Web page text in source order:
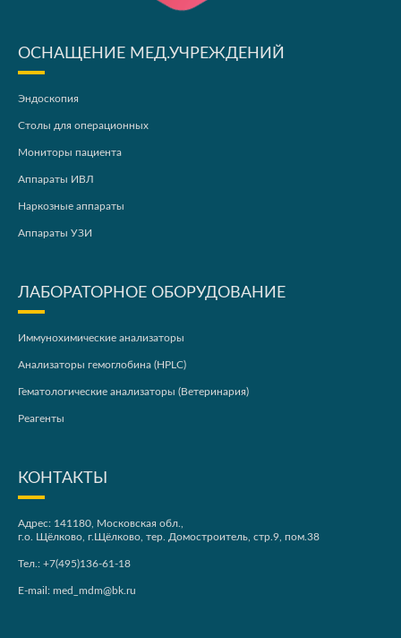
ОСНАЩЕНИЕ МЕД.УЧРЕЖДЕНИЙ
Эндоскопия
Столы для операционных
Мониторы пациента
Аппараты ИВЛ
Наркозные аппараты
Аппараты УЗИ
ЛАБОРАТОРНОЕ ОБОРУДОВАНИЕ
Иммунохимические анализаторы
Анализаторы гемоглобина (HPLC)
Гематологические анализаторы (Ветеринария)
Реагенты
КОНТАКТЫ
Адрес: 141180, Московская обл.,
г.о. Щёлково, г.Щёлково, тер. Домостроитель, стр.9, пом.38
Тел.: +7(495)136-61-18
E-mail: med_mdm@bk.ru